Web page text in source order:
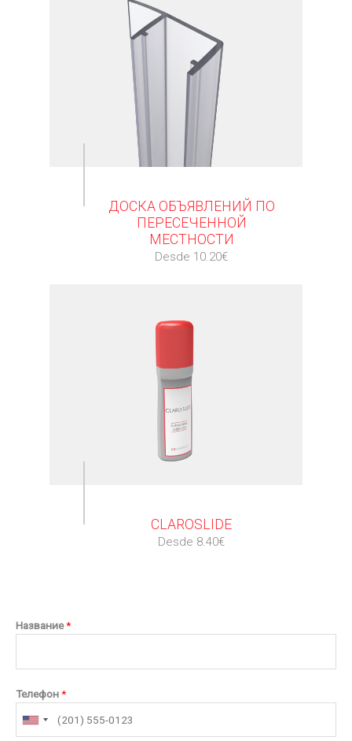
ДОСКА ОБЪЯВЛЕНИЙ ПО
ПЕРЕСЕЧЕННОЙ
МЕСТНОСТИ
Desde 10.20€
CLAROSLIDE
Desde 8.40€
Название*
Телефон*